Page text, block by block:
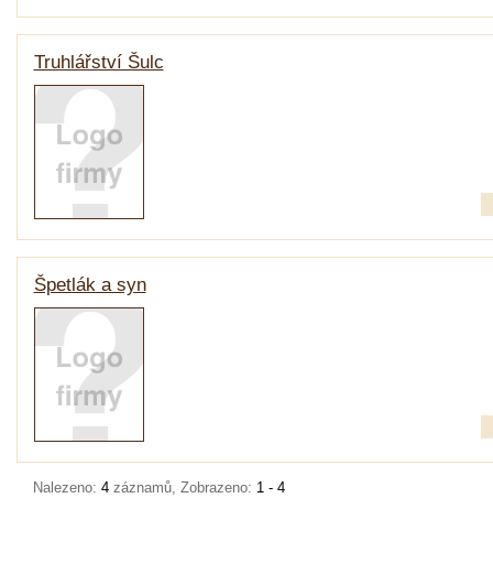
Truhlářství Šulc
Špetlák a syn
Nalezeno: 4 záznamů, Zobrazeno: 1 - 4